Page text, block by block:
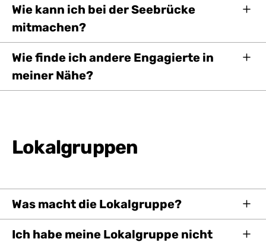
Wie kann ich bei der Seebrücke
mitmachen?
Wie finde ich andere Engagierte in
meiner Nähe?
Lokalgruppen
Was macht die Lokalgruppe?
Ich habe meine Lokalgruppe nicht